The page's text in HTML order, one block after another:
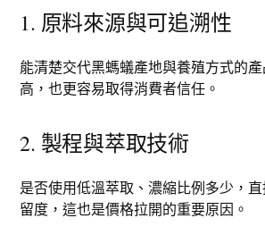
1. 原料來源與可追溯性
能清楚交代黑螞蟻產地與養殖方式的
高，也更容易取得消費者信任。
2. 製程與萃取技術
是否使用低溫萃取、濃縮比例多少，
留度，這也是價格拉開的重要原因。